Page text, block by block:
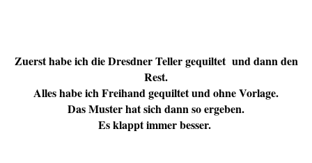
Zuerst habe ich die Dresdner Teller gequiltet und dann den
Rest.
Alles habe ich Freihand gequiltet und ohne Vorlage.
Das Muster hat sich dann so ergeben.
Es klappt immer besser.